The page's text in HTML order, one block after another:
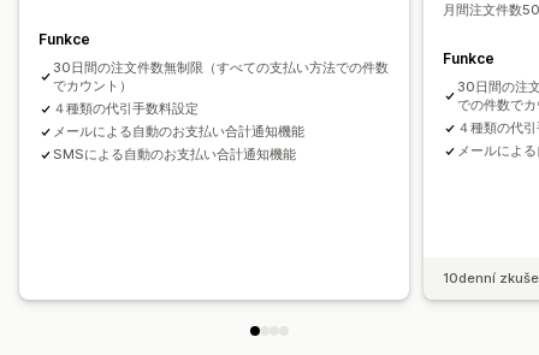
Funkce
30日間の注文件数無制限（すべての支払い方法での件数
でカウント）
４種類の代引手数料設定
メールによる自動のお支払い合計通知機能
SMSによる自動のお支払い合計通知機能
月間注文件数
Funkce
30日間の注
での件数で
４種類の代
メールによ
10denní